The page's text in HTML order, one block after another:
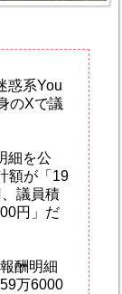
惑系You
のXで議
細を公
額が「19
議員積
円」だ
酬明細
万6000